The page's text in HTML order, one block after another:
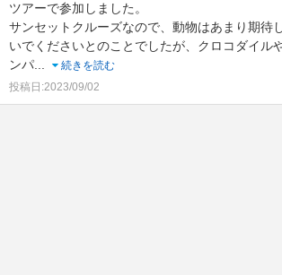
ツアーで参加しました。
サンセットクルーズなので、動物はあまり期待
いでくださいとのことでしたが、クロコダイル
ンパ
続きを読む
投稿日:2023/09/02